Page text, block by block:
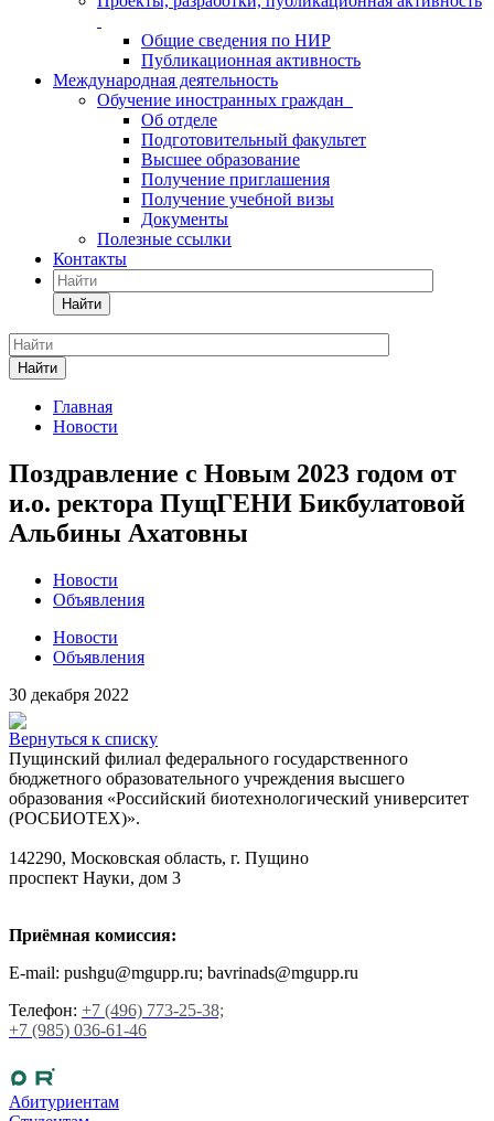
Общие сведения по НИР
Публикационная активность
Международная деятельность
Обучение иностранных граждан
Об отделе
Подготовительный факультет
Высшее образование
Получение приглашения
Получение учебной визы
Документы
Полезные ссылки
Контакты
Найти
Найти
Главная
Новости
Поздравление с Новым 2023 годом от
и.о. ректора ПущГЕНИ Бикбулатовой
Альбины Ахатовны
Новости
Объявления
Новости
Объявления
30 декабря 2022
Вернуться к списку
Пущинский филиал федерального государственного
бюджетного образовательного учреждения высшего
образования «Российский биотехнологический университет
(РОСБИОТЕХ)».
142290, Московская область, г. Пущино
проспект Науки, дом 3
Приёмная комиссия:
E-mail: pushgu@mgupp.ru; bavrinads@mgupp.ru
Телефон: +7 (496) 773-25-38;
+7 (985) 036-61-46
Абитуриентам